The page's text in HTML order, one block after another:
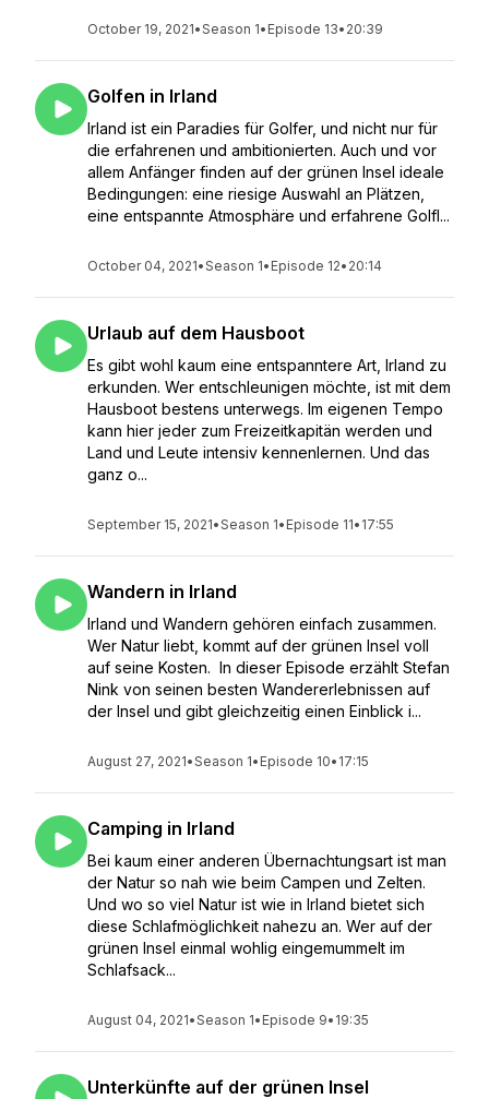
October 19, 2021•Season 1• Episode 13• 20:39
Golfen in Irland
Irland ist ein Paradies für Golfer, und nicht nur für
die erfahrenen und ambitionierten. Auch und vor
allem Anfänger finden auf der grünen Insel ideale
Bedingungen: eine riesige Auswahl an Plätzen,
eine entspannte Atmosphäre und erfahrene Golfl...
October 04, 2021•Season 1• Episode 12• 20:14
Urlaub auf dem Hausboot
Es gibt wohl kaum eine entspanntere Art, Irland zu
erkunden. Wer entschleunigen möchte, ist mit dem
Hausboot bestens unterwegs. Im eigenen Tempo
kann hier jeder zum Freizeitkapitän werden und
Land und Leute intensiv kennenlernen. Und das
ganz o...
September 15, 2021•Season 1• Episode 11• 17:55
Wandern in Irland
Irland und Wandern gehören einfach zusammen.
Wer Natur liebt, kommt auf der grünen Insel voll
auf seine Kosten. In dieser Episode erzählt Stefan
Nink von seinen besten Wandererlebnissen auf
der Insel und gibt gleichzeitig einen Einblick i...
August 27, 2021•Season 1• Episode 10• 17:15
Camping in Irland
Bei kaum einer anderen Übernachtungsart ist man
der Natur so nah wie beim Campen und Zelten.
Und wo so viel Natur ist wie in Irland bietet sich
diese Schlafmöglichkeit nahezu an. Wer auf der
grünen Insel einmal wohlig eingemummelt im
Schlafsack...
August 04, 2021•Season 1• Episode 9• 19:35
Unterkünfte auf der grünen Insel